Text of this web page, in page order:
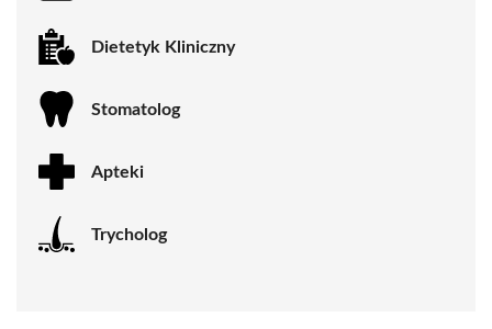
Dietetyk Kliniczny
Stomatolog
Apteki
Trycholog